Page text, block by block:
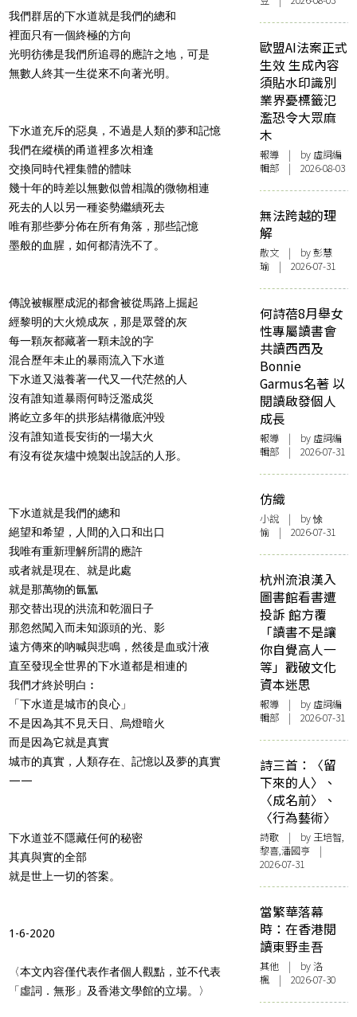
我們群居的下水道就是我們的總和
裡面只有一個終極的方向
光明彷彿是我們所追尋的應許之地，可是
無數人終其一生從來不向著光明。
下水道充斥的惡臭，不過是人類的夢和記憶
我們在縱橫的甬道裡多次相逢
交換同時代裡集體的體味
幾十年的時差以無數似曾相識的微物相連
死去的人以另一種姿勢繼續死去
唯有那些夢分佈在所有角落，那些記憶
墨般的血腥，如何都清洗不了。
傳說被輾壓成泥的都會被從馬路上掘起
經黎明的大火燒成灰，那是眾聲的灰
每一顆灰都藏著一顆未說的字
混合歷年未止的暴雨流入下水道
下水道又滋養著一代又一代茫然的人
沒有誰知道暴雨何時泛濫成災
將屹立多年的拱形結構徹底沖毀
沒有誰知道長安街的一場大火
有沒有從灰燼中燒製出說話的人形。
下水道就是我們的總和
絕望和希望，人間的入口和出口
我唯有重新理解所謂的應許
或者就是現在、就是此處
就是那萬物的氤氳
那交替出現的洪流和乾涸日子
那忽然闖入而未知源頭的光、影
遠方傳來的吶喊與悲鳴，然後是血或汁液
直至發現全世界的下水道都是相連的
我們才終於明白︰
「下水道是城市的良心」
不是因為其不見天日、烏燈暗火
而是因為它就是真實
城市的真實，人類存在、記憶以及夢的真實
——
下水道並不隱藏任何的秘密
其真與實的全部
就是世上一切的答案。
1-6-2020
〈本文內容僅代表作者個人觀點，並不代表
「虛詞．無形」及香港文學館的立場。〉
歐盟AI法案正式
生效 生成內容
須貼水印識別
業界憂標籤氾
濫恐令大眾麻
木
報導 | by 虛詞編
輯部 | 2026-08-03
無法跨越的理
解
散文 | by 彭慧
瑜 | 2026-07-31
何詩蓓8月舉女
性專屬讀書會
共讀西西及
Bonnie
Garmus名著 以
閱讀啟發個人
成長
報導 | by 虛詞編
輯部 | 2026-07-31
仿織
小說 | by 悇
愉 | 2026-07-31
杭州流浪漢入
圖書館看書遭
投訴 館方覆
「讀書不是讓
你自覺高人一
等」戳破文化
資本迷思
報導 | by 虛詞編
輯部 | 2026-07-31
詩三首：〈留
下來的人〉、
〈成名前〉、
〈行為藝術〉
詩歌 | by 王培智,
黎喜,潘國亨 |
2026-07-31
當繁華落幕
時：在香港閱
讀東野圭吾
其他 | by洛
楓 | 2026-07-30